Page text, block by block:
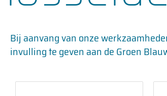
Bij aanvang van onze
invulling te geven aan de Groen